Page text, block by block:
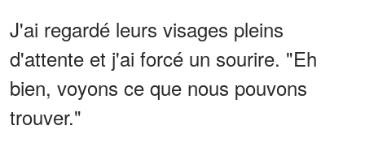
J'ai regardé leurs visages pleins
d'attente et j'ai forcé un sourire. "Eh
bien, voyons ce que nous pouvons
trouver."